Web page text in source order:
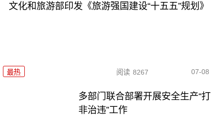
文化和旅游部印发《旅游强国建设“十五五”规划》
最热 阅读 8267 07-08
多部门联合部署开展安全生产“打
非治违”工作